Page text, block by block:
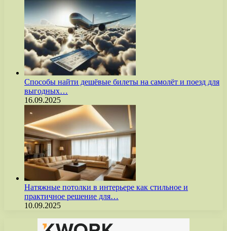
Способы найти дешёвые билеты на самолёт и поезд для
выгодных…
16.09.2025
Натяжные потолки в интерьере как стильное и
практичное решение для…
10.09.2025